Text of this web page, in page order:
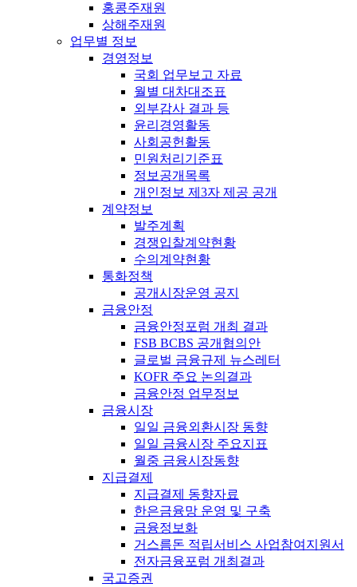
홍콩주재원
상해주재원
업무별 정보
경영정보
국회 업무보고 자료
월별 대차대조표
외부감사 결과 등
윤리경영활동
사회공헌활동
민원처리기준표
정보공개목록
개인정보 제3자 제공 공개
계약정보
발주계획
경쟁입찰계약현황
수의계약현황
통화정책
공개시장운영 공지
금융안정
금융안정포럼 개최 결과
FSB BCBS 공개협의안
글로벌 금융규제 뉴스레터
KOFR 주요 논의결과
금융안정 업무정보
금융시장
일일 금융외환시장 동향
일일 금융시장 주요지표
월중 금융시장동향
지급결제
지급결제 동향자료
한은금융망 운영 및 구축
금융정보화
거스름돈 적립서비스 사업참여지원서
전자금융포럼 개최결과
국고증권